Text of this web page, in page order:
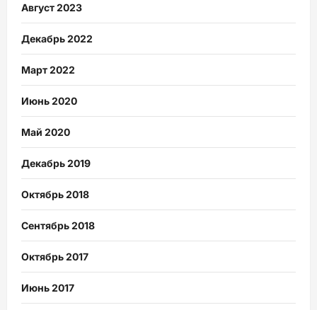
Август 2023
Декабрь 2022
Март 2022
Июнь 2020
Май 2020
Декабрь 2019
Октябрь 2018
Сентябрь 2018
Октябрь 2017
Июнь 2017